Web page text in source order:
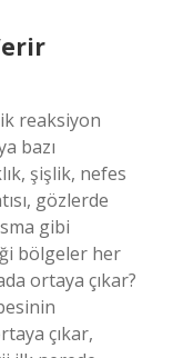
reaksiyon
bazı
şişlik, nefes
gözlerde
gibi
bölgeler her
ortaya çıkar?
çıkar,